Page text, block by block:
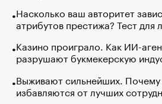
Насколько ваш авторитет
атрибутов престижа? Тест для
Казино проиграло. Как ИИ-
разрушают букмекерскую
Выживают сильнейших.
избавляются от лучших